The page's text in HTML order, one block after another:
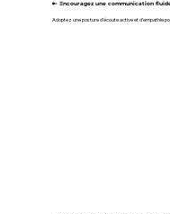
🔑 Encouragez une communication
Adoptez une posture d’écoute active et d’empathie